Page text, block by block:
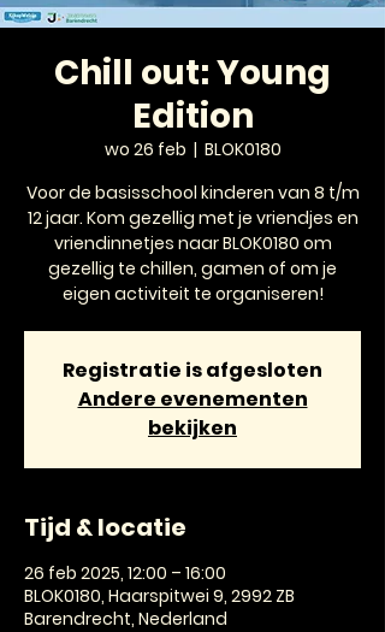
Chill out: Young
Edition
wo 26 feb
  |
BLOK0180
Voor de basisschool kinderen van 8 t/m
12 jaar. Kom gezellig met je vriendjes en
vriendinnetjes naar BLOK0180 om
gezellig te chillen, gamen of om je
eigen activiteit te organiseren!
Registratie is afgesloten
Andere evenementen
bekijken
Tijd & locatie
26 feb 2025, 12:00 – 16:00
BLOK0180, Haarspitwei 9, 2992 ZB
Barendrecht, Nederland